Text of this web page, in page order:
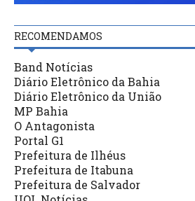
RECOMENDAMOS
Band Notícias
Diário Eletrônico da Bahia
Diário Eletrônico da União
MP Bahia
O Antagonista
Portal G1
Prefeitura de Ilhéus
Prefeitura de Itabuna
Prefeitura de Salvador